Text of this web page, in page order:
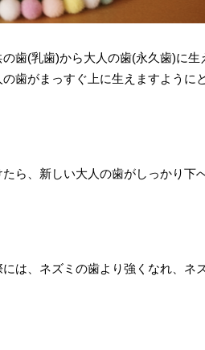
歯(乳歯)から大人の歯(永久歯)に
歯がまっすぐ上に生えますように
たら、新しい大人の歯がしっかり下
は、ネズミの歯より強くなれ、ネ